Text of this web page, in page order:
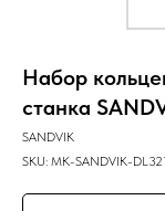
Набор
станка
SANDVIK
SKU: MK-SANDVIK-